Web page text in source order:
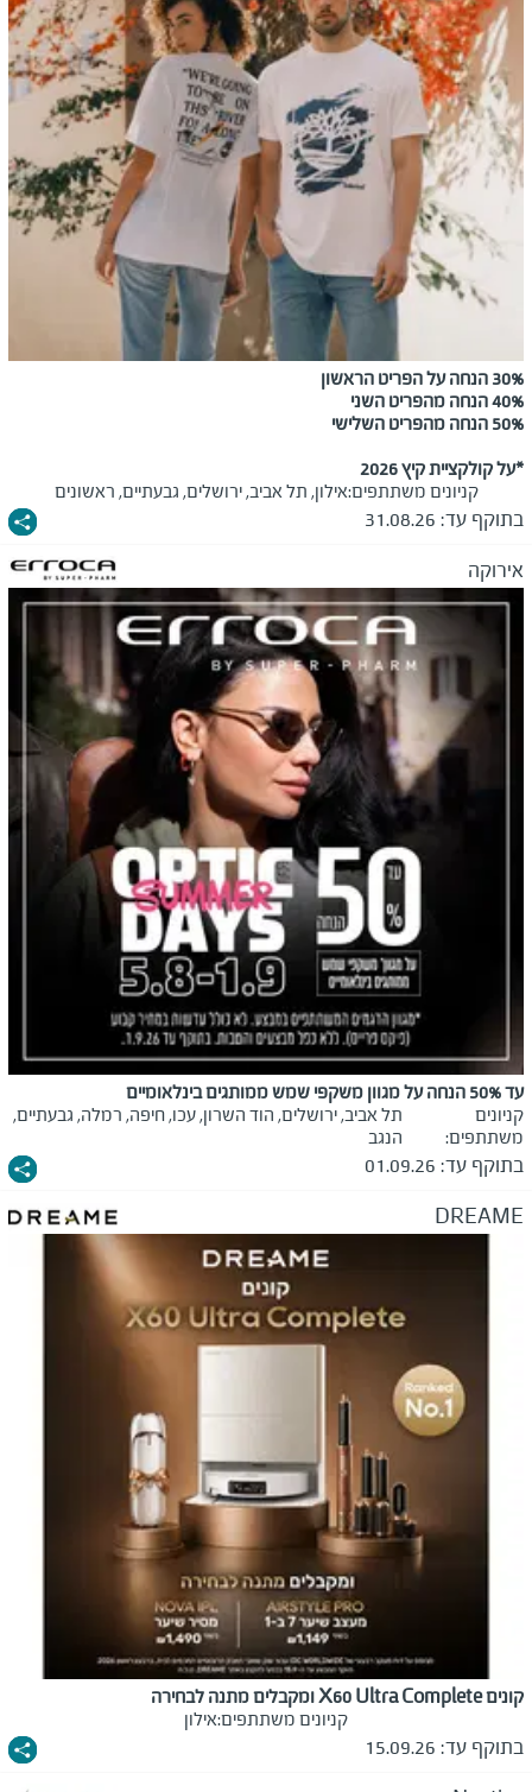
30% הנחה על הפריט הראשון
40% הנחה מהפריט השני
50% הנחה מהפריט השלישי
*על קולקציית קיץ 2026
קניונים משתתפים:אילון, תל אביב, ירושלים, גבעתיים, ראשונים
בתוקף עד: 31.08.26
אירוקה
עד 50% הנחה על מגוון משקפי שמש ממותגים בינלאומיים
קניונים
משתתפים:
תל אביב, ירושלים, הוד השרון, עכו, חיפה, רמלה, גבעתיים,
הנגב
בתוקף עד: 01.09.26
DREAME
קונים X60 Ultra Complete ומקבלים מתנה לבחירה
קניונים משתתפים:אילון
בתוקף עד: 15.09.26